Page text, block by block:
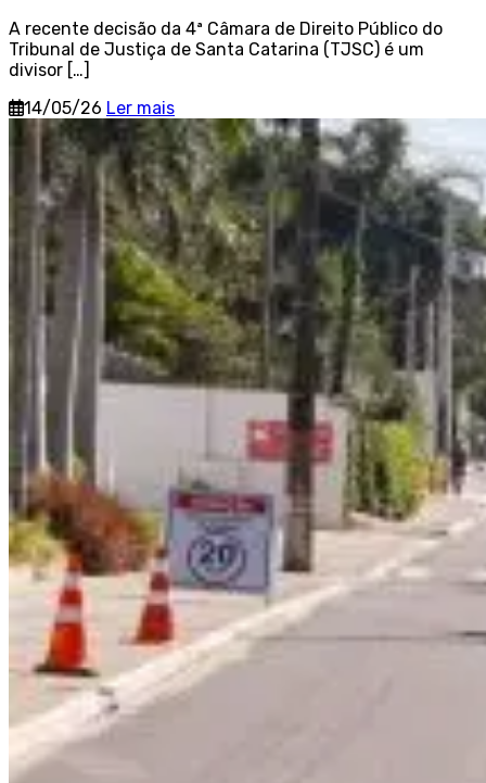
A recente decisão da 4ª Câmara de Direito Público do
Tribunal de Justiça de Santa Catarina (TJSC) é um
divisor […]
14/05/26 Ler mais